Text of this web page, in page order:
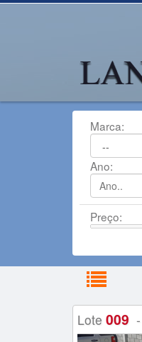
Marca:
Ano:
Preço:
Lote 009 -